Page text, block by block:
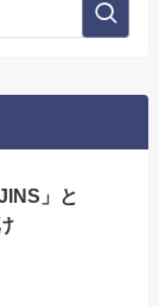
」と